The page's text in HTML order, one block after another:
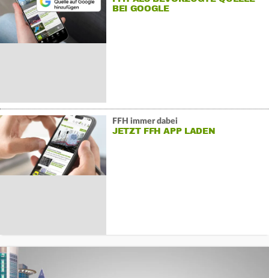
BEI GOOGLE
FFH immer dabei
JETZT FFH APP LADEN